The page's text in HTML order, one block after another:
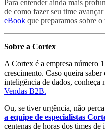
Para entender ainda mais
de como fazer seu time
eBook que preparamos sobre o
Sobre a Cortex
A Cortex é a empresa número
crescimento. Caso queira
inteligência de dados, conheça
Vendas B2B.
Ou, se tiver urgência, não
a equipe de especialistas
centenas de horas dos times de